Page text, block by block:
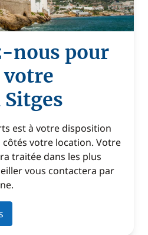
nous pour
est à votre disposition
votre location. Votre
traitée dans les plus
vous contactera par